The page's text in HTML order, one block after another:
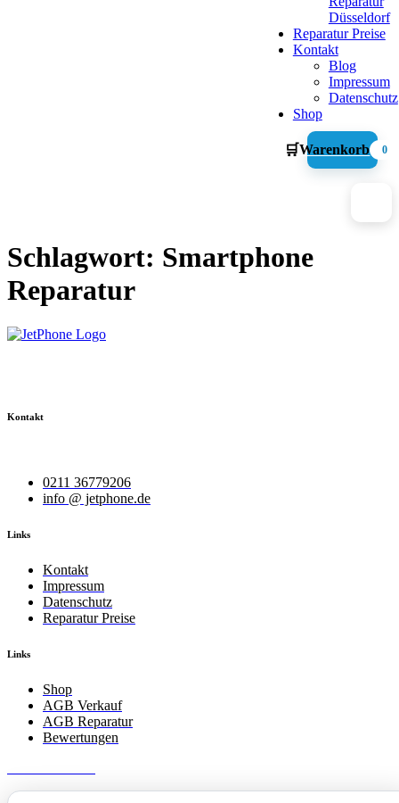
Düsseldorf
Reparatur Preise
Kontakt
Blog
Impressum
Datenschutz
Shop
🛒Warenkorb 0
Schlagwort: Smartphone
Reparatur
Kontakt
0211 36779206
info @ jetphone.de
Links
Kontakt
Impressum
Datenschutz
Reparatur Preise
Links
Shop
AGB Verkauf
AGB Reparatur
Bewertungen